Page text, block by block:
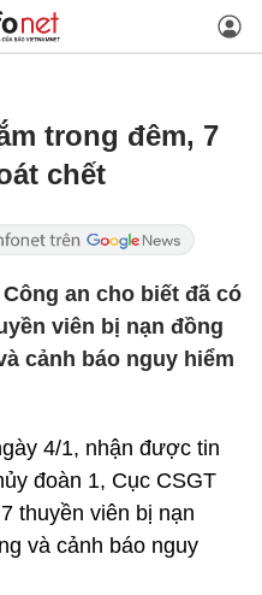
trong đêm, 7
chết
an cho biết đã có
viên bị nạn đồng
cảnh báo nguy hiểm
4/1, nhận được tin
đoàn 1, Cục CSGT
thuyền viên bị nạn
và cảnh báo nguy